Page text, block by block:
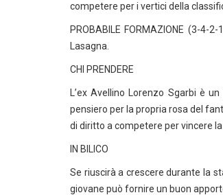
competere per i vertici della
PROBABILE FORMAZIONE (3-4-
Lasagna.
CHI PRENDERE
L’ex Avellino Lorenzo Sgarbi è
pensiero per la propria rosa del
di diritto a competere per vincere
IN BILICO
Se riuscirà a crescere durante la
giovane può fornire un buon